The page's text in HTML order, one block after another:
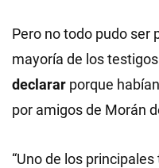
Pero no todo pudo ser
mayoría de los testigos
declarar porque
por amigos de Morán
“Uno de los